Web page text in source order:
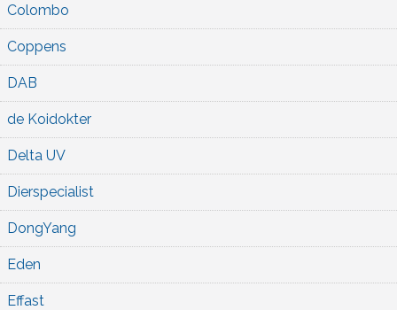
Colombo
Coppens
DAB
de Koidokter
Delta UV
Dierspecialist
DongYang
Eden
Effast